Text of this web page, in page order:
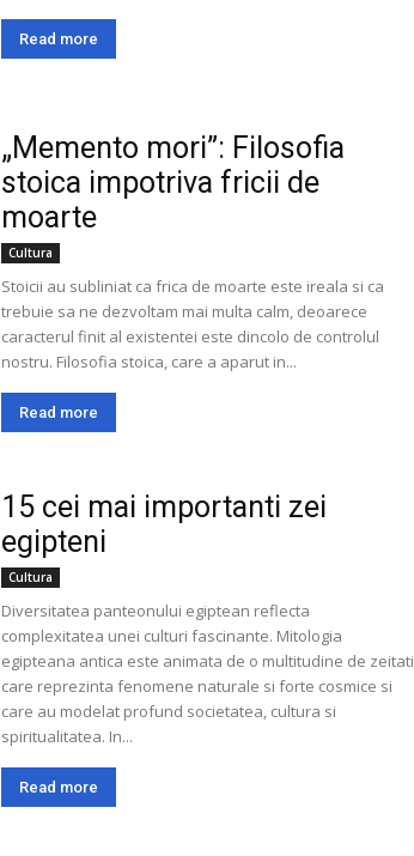
Read more
„Memento mori”: Filosofia
stoica impotriva fricii de
moarte
Cultura
Stoicii au subliniat ca frica de moarte este ireala si ca
trebuie sa ne dezvoltam mai multa calm, deoarece
caracterul finit al existentei este dincolo de controlul
nostru. Filosofia stoica, care a aparut in...
Read more
15 cei mai importanti zei
egipteni
Cultura
Diversitatea panteonului egiptean reflecta
complexitatea unei culturi fascinante. Mitologia
egipteana antica este animata de o multitudine de zeitati
care reprezinta fenomene naturale si forte cosmice si
care au modelat profund societatea, cultura si
spiritualitatea. In...
Read more